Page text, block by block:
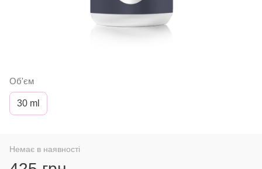
Об'єм
30 ml
Немає в наявності